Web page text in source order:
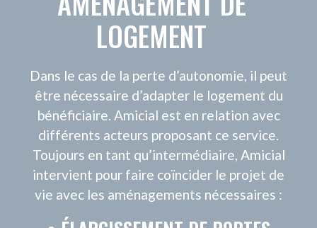
NOUS REJOINDRE
Nous suivre sur les réseaux sociaux
ESPACE PRESSE